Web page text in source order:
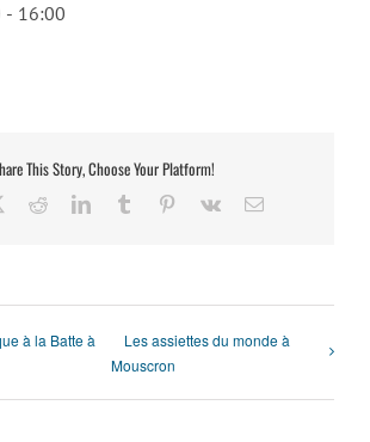
- 16:00
This Story, Choose Your Platform!
RedditLinkedInTumblr Pinterest
Vk Email
à la Batte à
Les assiettes du monde à
Mouscron